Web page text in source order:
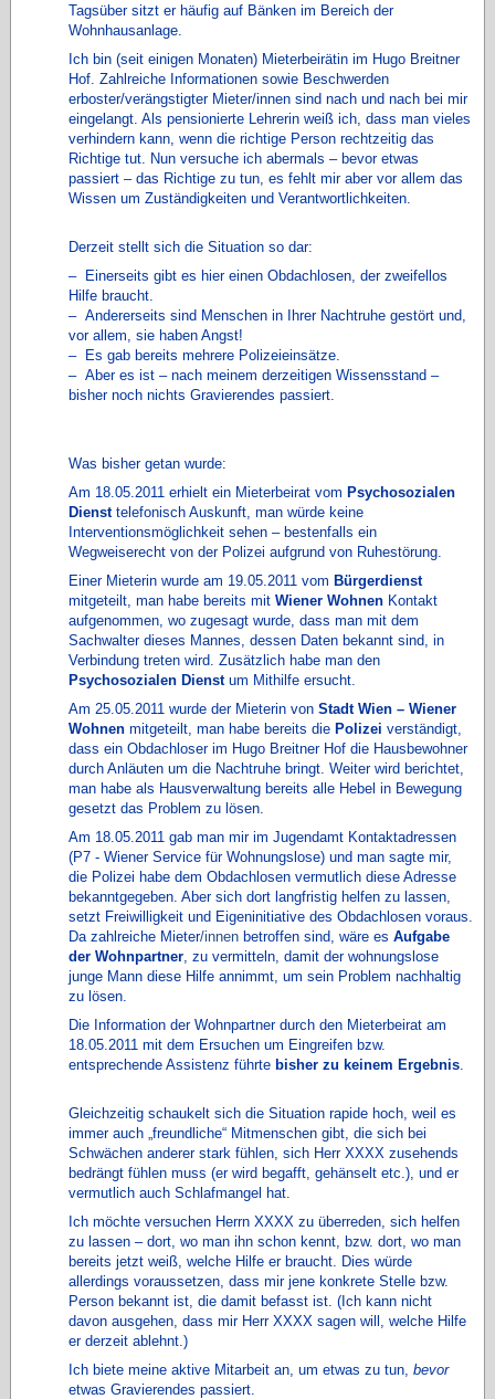
Tagsüber sitzt er häufig auf Bänken im Bereich der
Wohnhausanlage.
Ich bin (seit einigen Monaten) Mieterbeirätin im Hugo Breitner
Hof. Zahlreiche Informationen sowie Beschwerden
erboster/verängstigter Mieter/innen sind nach und nach bei mir
eingelangt. Als pensionierte Lehrerin weiß ich, dass man vieles
verhindern kann, wenn die richtige Person rechtzeitig das
Richtige tut. Nun versuche ich abermals – bevor etwas
passiert – das Richtige zu tun, es fehlt mir aber vor allem das
Wissen um Zuständigkeiten und Verantwortlichkeiten.
Derzeit stellt sich die Situation so dar:
– Einerseits gibt es hier einen Obdachlosen, der zweifellos
Hilfe braucht.
– Andererseits sind Menschen in Ihrer Nachtruhe gestört und,
vor allem, sie haben Angst!
– Es gab bereits mehrere Polizeieinsätze.
– Aber es ist – nach meinem derzeitigen Wissensstand –
bisher noch nichts Gravierendes passiert.
Was bisher getan wurde:
Am 18.05.2011 erhielt ein Mieterbeirat vom Psychosozialen
Diensttelefonisch Auskunft, man würde keine
Interventionsmöglichkeit sehen – bestenfalls ein
Wegweiserecht von der Polizei aufgrund von Ruhestörung.
Einer Mieterin wurde am 19.05.2011 vom Bürgerdienst
mitgeteilt, man habe bereits mit Wiener Wohnen Kontakt
aufgenommen, wo zugesagt wurde, dass man mit dem
Sachwalter dieses Mannes, dessen Daten bekannt sind, in
Verbindung treten wird. Zusätzlich habe man den
Psychosozialen Dienstum Mithilfe ersucht.
Am 25.05.2011 wurde der Mieterin von Stadt Wien – Wiener
Wohnen mitgeteilt, man habe bereits die Polizei verständigt,
dass ein Obdachloser im Hugo Breitner Hof die Hausbewohner
durch Anläuten um die Nachtruhe bringt. Weiter wird berichtet,
man habe als Hausverwaltung bereits alle Hebel in Bewegung
gesetzt das Problem zu lösen.
Am 18.05.2011 gab man mir im Jugendamt Kontaktadressen
(P7 - Wiener Service für Wohnungslose) und man sagte mir,
die Polizei habe dem Obdachlosen vermutlich diese Adresse
bekanntgegeben. Aber sich dort langfristig helfen zu lassen,
setzt Freiwilligkeit und Eigeninitiative des Obdachlosen voraus.
Da zahlreiche Mieter/innen betroffen sind, wäre es Aufgabe
der Wohnpartner, zu vermitteln, damit der wohnungslose
junge Mann diese Hilfe annimmt, um sein Problem nachhaltig
zu lösen.
Die Information der Wohnpartner durch den Mieterbeirat am
18.05.2011 mit dem Ersuchen um Eingreifen bzw.
entsprechende Assistenz führte bisher zu keinem Ergebnis.
Gleichzeitig schaukelt sich die Situation rapide hoch, weil es
immer auch „freundliche“ Mitmenschen gibt, die sich bei
Schwächen anderer stark fühlen, sich Herr XXXX zusehends
bedrängt fühlen muss (er wird begafft, gehänselt etc.), und er
vermutlich auch Schlafmangel hat.
Ich möchte versuchen Herrn XXXX zu überreden, sich helfen
zu lassen – dort, wo man ihn schon kennt, bzw. dort, wo man
bereits jetzt weiß, welche Hilfe er braucht. Dies würde
allerdings voraussetzen, dass mir jene konkrete Stelle bzw.
Person bekannt ist, die damit befasst ist. (Ich kann nicht
davon ausgehen, dass mir Herr XXXX sagen will, welche Hilfe
er derzeit ablehnt.)
Ich biete meine aktive Mitarbeit an, um etwas zu tun, bevor
etwas Gravierendes passiert.